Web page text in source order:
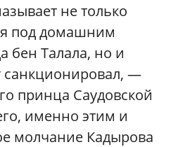
не только
под домашним
бен Талала, но и
санкционировал, —
принца Саудовской
именно этим и
молчание Кадырова